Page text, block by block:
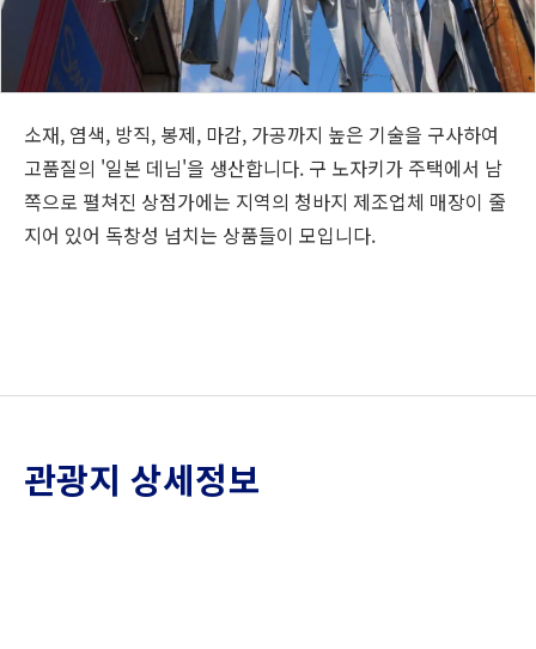
소재, 염색, 방직, 봉제, 마감, 가공까지 높은 기술을 구사하여
고품질의 '일본 데님'을 생산합니다. 구 노자키가 주택에서 남
쪽으로 펼쳐진 상점가에는 지역의 청바지 제조업체 매장이 줄
지어 있어 독창성 넘치는 상품들이 모입니다.
관광지 상세정보